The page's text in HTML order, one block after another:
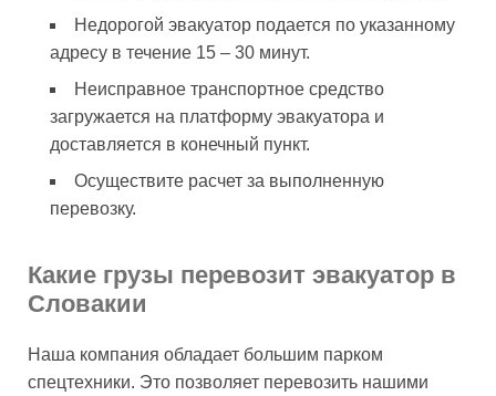
Недорогой эвакуатор подается по указанному
адресу в течение 15 – 30 минут.
Неисправное транспортное средство
загружается на платформу эвакуатора и
доставляется в конечный пункт.
Осуществите расчет за выполненную
перевозку.
Какие грузы перевозит эвакуатор в
Словакии
Наша компания обладает большим парком
спецтехники. Это позволяет перевозить нашими